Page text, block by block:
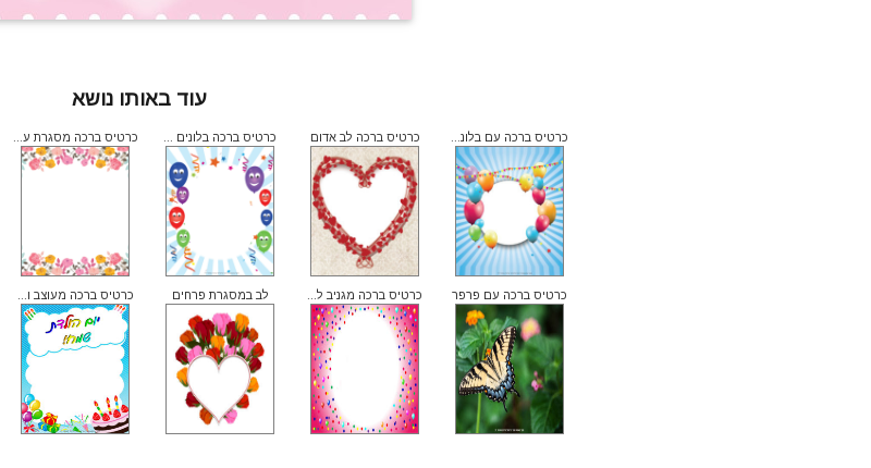
עוד באותו נושא
כרטיס ברכה עם בלונ... כרטיס ברכה לב אדום כרטיס ברכה בלונים ... כרטיס ברכה מסגרת ע...
כרטיס ברכה עם פרפר כרטיס ברכה מגניב ל... לב במסגרת פרחים כרטיס ברכה מעוצב ו...